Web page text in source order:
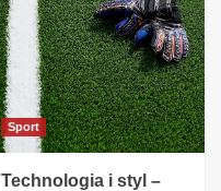
Sport
Technologia i styl –